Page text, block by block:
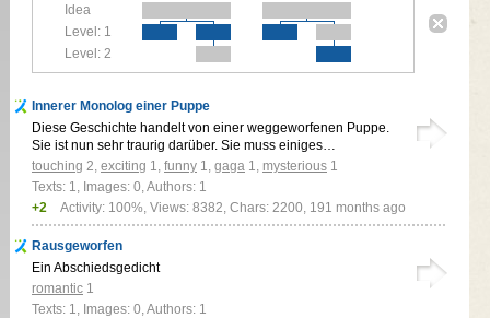
Idea
Level: 1
Level: 2
Innerer Monolog einer Puppe
Diese Geschichte handelt von einer weggeworfenen Puppe.
Sie ist nun sehr traurig darüber. Sie muss einiges…
touching 2, exciting 1, funny 1, gaga 1, mysterious 1
Texts: 1, Images: 0, Authors: 1
+2
Activity: 100%, Views: 8382, Chars: 2200, 191 months ago
Rausgeworfen
Ein Abschiedsgedicht
romantic 1
Texts: 1, Images: 0, Authors: 1